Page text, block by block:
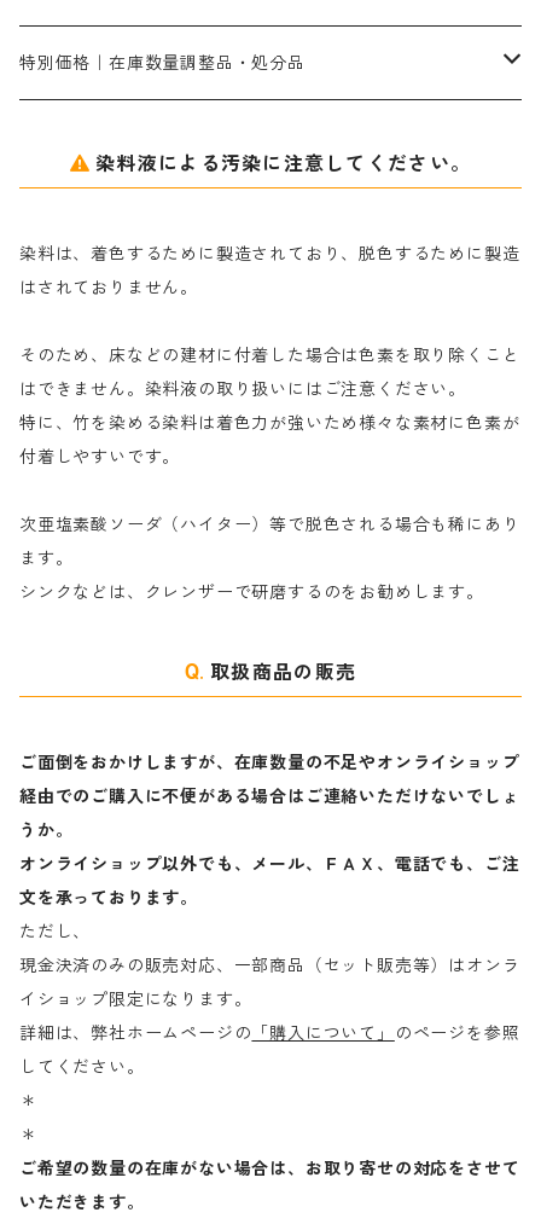
セレナゾールPDN｜各種染料の染料溶解剤
防腐剤｜アルカリ性
アミラヂンD｜浸透・複色抑制剤
メイプロガムNP（綿・麻・絹用｜直接・酸性・含金染料用）
白場汚染防止剤｜ソーピング剤｜水洗する際の再汚染防止剤
カ行
ナ行
ハ行
マ行
特別価格｜在庫数量調整品・処分品
粉末顔料
綿・麻を染める染料
絹・羊毛を染める染料
染料液による汚染に注意してください。
染料は、着色するために製造されており、脱色するために製造
はされておりません。
そのため、床などの建材に付着した場合は色素を取り除くこと
はできません。染料液の取り扱いにはご注意ください。
特に、竹を染める染料は着色力が強いため様々な素材に色素が
付着しやすいです。
次亜塩素酸ソーダ（ハイター）等で脱色される場合も稀にあり
ます。
シンクなどは、クレンザーで研磨するのをお勧めします。
取扱商品の販売
ご面倒をおかけしますが、在庫数量の不足やオンライショップ
経由でのご購入に不便がある場合はご連絡いただけないでしょ
うか。
オンライショップ以外でも、メール、ＦＡＸ、電話でも、ご注
文を承っております。
ただし、
現金決済のみの販売対応、一部商品（セット販売等）はオンラ
イショップ限定になります。
詳細は、弊社ホームページの 「購入について」
のページを参照
してください。
＊
＊
ご希望の数量の在庫がない場合は、お取り寄せの対応をさせて
いただきます。